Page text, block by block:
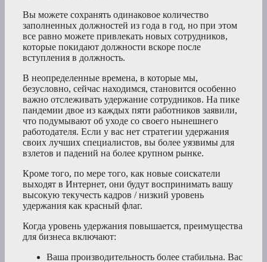
Вы можете сохранять одинаковое количество
заполненных должностей из года в год, но при этом
все равно можете привлекать новых сотрудников,
которые покидают должности вскоре после
вступления в должность.
В неопределенные времена, в которые мы,
безусловно, сейчас находимся, становится особенно
важно отслеживать удержание сотрудников. На пике
пандемии двое из каждых пяти работников заявили,
что подумывают об уходе со своего нынешнего
работодателя. Если у вас нет стратегии удержания
своих лучших специалистов, вы более уязвимы для
взлетов и падений на более крупном рынке.
Кроме того, по мере того, как новые соискатели
выходят в Интернет, они будут воспринимать вашу
высокую текучесть кадров / низкий уровень
удержания как красный флаг.
Когда уровень удержания повышается, преимущества
для бизнеса включают:
Ваша производительность более стабильна. Вас